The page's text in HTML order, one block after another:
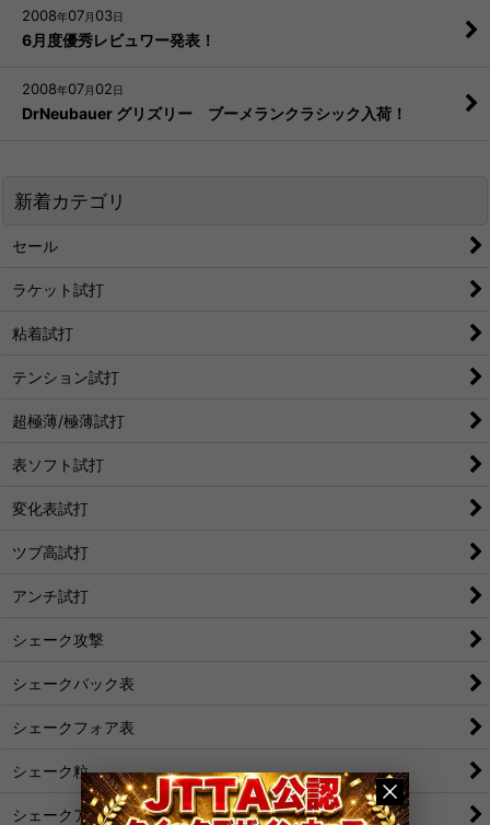
2008年07月 03日
6月度優秀レビュワー発表！
2008年07月 02日
DrNeubauer グリズリー ブーメランクラシック入荷！
新着カテゴリ
セール
ラケット試打
粘着試打
テンション試打
超極薄/極薄試打
表ソフト試打
変化表試打
ツブ高試打
アンチ試打
シェーク攻撃
シェークバック表
シェークフォア表
シェーク粒
シェークアンチ